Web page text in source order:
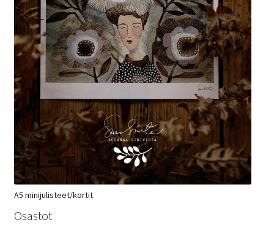
A5 minijulisteet/kortit
Osastot